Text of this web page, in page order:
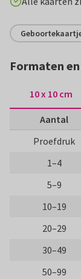
Formaten
10 x 10 cm
Aantal
Proefdruk
1–4
5–9
10–19
20–29
30–49
50–99